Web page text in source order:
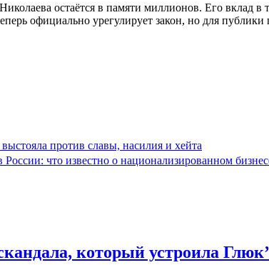
остаётся в памяти миллионов. Его вклад в
официально урегулирует закон, но для
против славы, насилия и хейта
что известно о национализированном
который устроила